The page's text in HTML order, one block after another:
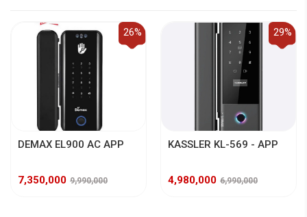
DEMAX EL900 AC APP
7,350,000 9,990,000
26%
KASSLER KL-569 - APP
4,980,000 6,990,000
29%